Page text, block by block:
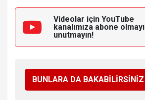
Videolar için YouTube
kanalımıza abone olmayı
unutmayın!
BUNLARA DA BAKABİLİRSİNİZ